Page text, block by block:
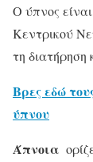
Ο ύπνος
Κεντρικού
τη διατήρηση
Βρες εδώ
ύπνου
Άπνοια